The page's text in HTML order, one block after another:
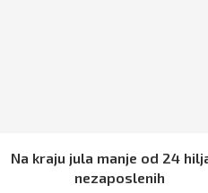
Na kraju jula manje od 24
nezaposlenih